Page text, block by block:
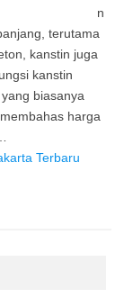
n
terutama
kanstin juga
kanstin
biasanya
harga
Terbaru